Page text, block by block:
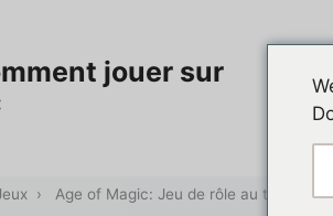
jouer sur
› Age of Magic: Jeu de rôle au tour par